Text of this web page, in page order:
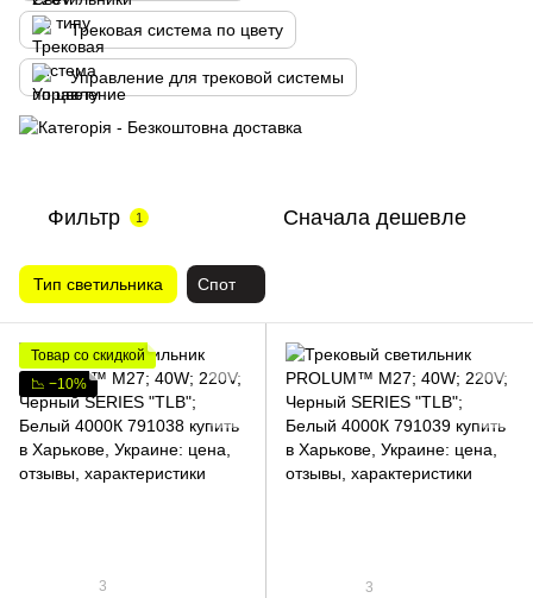
Трековая система по цвету
Управление для трековой системы
Фильтр 1 Сначала дешевле
Тип светильника Спот
Товар со скидкой
📉 −10%
3
3